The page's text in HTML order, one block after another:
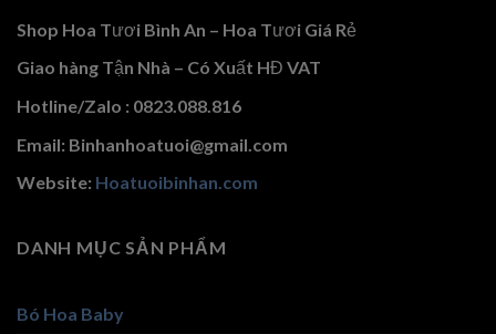
Shop Hoa Tươi Bình An – Hoa Tươi Giá Rẻ
Giao hàng Tận Nhà – Có Xuất HĐ VAT
Hotline/Zalo : 0823.088.816
Email: Binhanhoatuoi@gmail.com
Website: Hoatuoibinhan.com
DANH MỤC SẢN PHẨM
Bó Hoa Baby